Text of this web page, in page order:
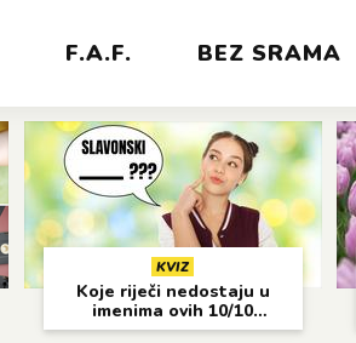
F.A.F. BEZ SRAMA
KVIZ
Koje riječi nedostaju u
imenima ovih 10/10
gradova?